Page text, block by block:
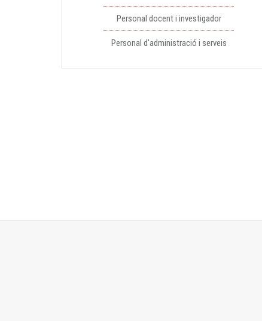
Personal docent i investigador
Personal d'administració i serveis